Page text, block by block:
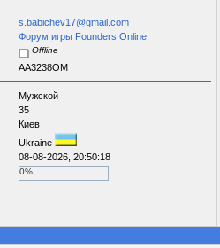
s.babichev17@gmail.com
Форум игры Founders Online
Offline
AA3238OM
Мужской
35
Киев
Ukraine
08-08-2026, 20:50:18
0%